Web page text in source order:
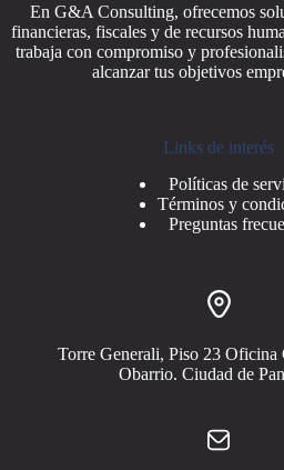
En G&A Consulting, ofrecemos
financieras, fiscales y de recursos
trabaja con compromiso y
alcanzar tus objetivos
Links de interés
Políticas de
Términos y
Preguntas
Torre Generali, Piso 23
Obarrio. Ciudad de